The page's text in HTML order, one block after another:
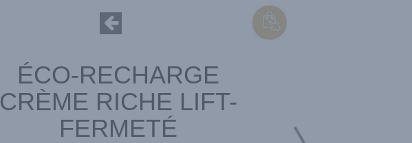
ÉCO-RECHARGE
CRÈME RICHE LIFT-
FERMETÉ